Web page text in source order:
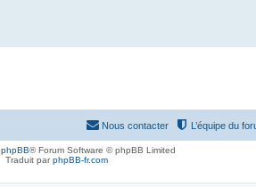
L’équipe du
Nous contacter
phpBB® Forum Software © phpBB Limited
Traduit parphpBB-fr.com